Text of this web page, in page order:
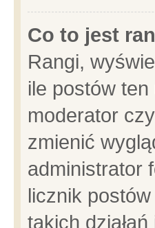
Co to jest
Rangi,
ile postów
moderator
zmienić
administrator
licznik
takich